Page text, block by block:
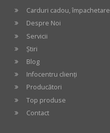
Carduri cadou, împachetare
Despre Noi
Servicii
Știri
Blog
Infocentru clienți
Producători
Top produse
Contact